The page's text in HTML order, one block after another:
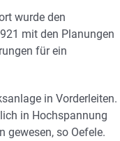
wurde den
mit den Planungen
für ein
in Vorderleiten.
in Hochspannung
gewesen, so Oefele.